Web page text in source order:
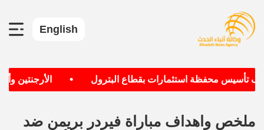
English
تأسيس محفظة استثمارات بقطاع البترول الأرجنتين
ملخص واهداف مباراة فيردر بريمن ضد